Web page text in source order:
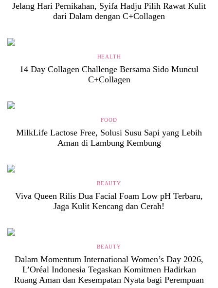
Jelang Hari Pernikahan, Syifa Hadju Pilih Rawat Kulit
dari Dalam dengan C+Collagen
HEALTH
14 Day Collagen Challenge Bersama Sido Muncul
C+Collagen
FOOD
MilkLife Lactose Free, Solusi Susu Sapi yang Lebih
Aman di Lambung Kembung
BEAUTY
Viva Queen Rilis Dua Facial Foam Low pH Terbaru,
Jaga Kulit Kencang dan Cerah!
BEAUTY
Dalam Momentum International Women’s Day 2026,
L’Oréal Indonesia Tegaskan Komitmen Hadirkan
Ruang Aman dan Kesempatan Nyata bagi Perempuan